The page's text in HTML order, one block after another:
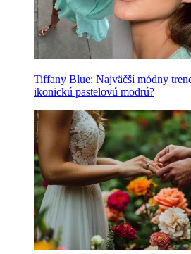
Tiffany Blue: Najväčší módny
ikonickú pastelovú modrú?